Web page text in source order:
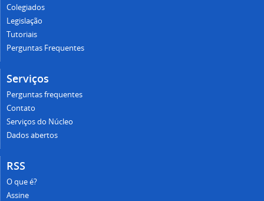
Colegiados
Legislação
Tutoriais
Perguntas Frequentes
Serviços
Perguntas frequentes
Contato
Serviços do Núcleo
Dados abertos
RSS
O que é?
Assine